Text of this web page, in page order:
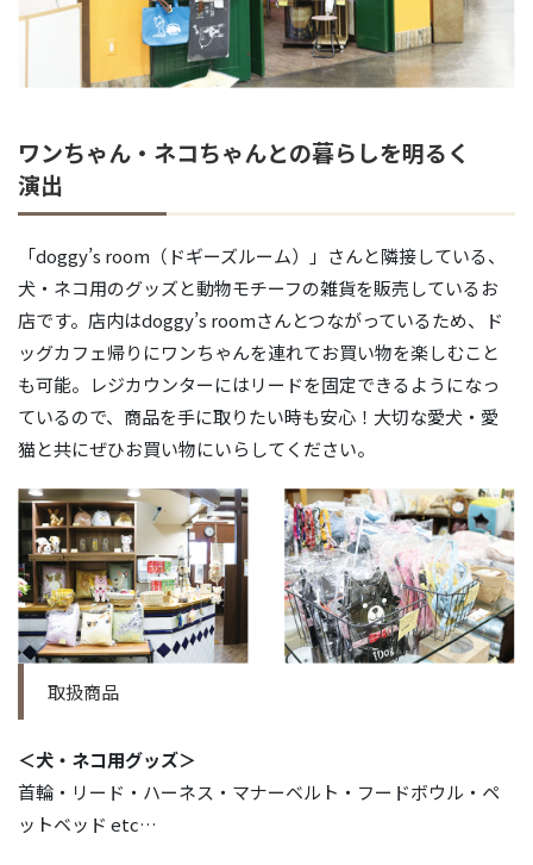
ワンちゃん・ネコちゃんとの暮らしを明るく
演出
「doggy’s room（ドギーズルーム）」さんと隣接している、
犬・ネコ用のグッズと動物モチーフの雑貨を販売しているお
店です。店内はdoggy’s roomさんとつながっているため、ド
ッグカフェ帰りにワンちゃんを連れてお買い物を楽しむこと
も可能。レジカウンターにはリードを固定できるようになっ
ているので、商品を手に取りたい時も安心！大切な愛犬・愛
猫と共にぜひお買い物にいらしてください。
取扱商品
＜犬・ネコ用グッズ＞
首輪・リード・ハーネス・マナーベルト・フードボウル・ペ
ットベッド etc…